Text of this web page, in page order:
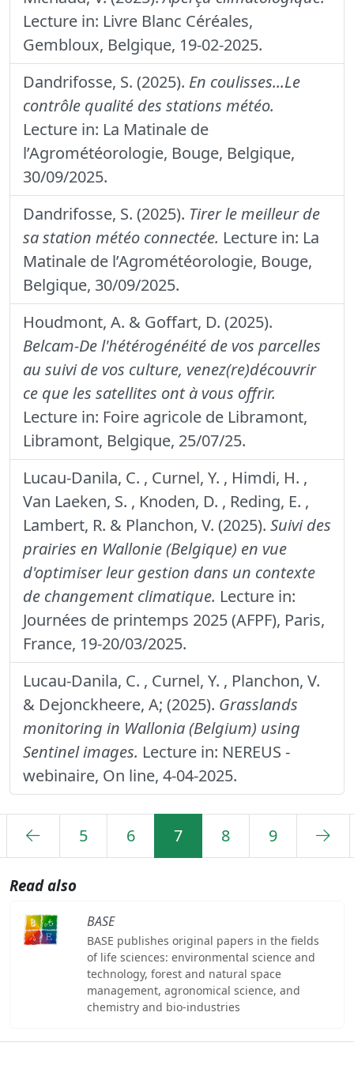
Lecture in: Livre Blanc Céréales,
Gembloux, Belgique, 19-02-2025.
Dandrifosse, S. (2025). En coulisses...Le
contrôle qualité des stations météo.
Lecture in: La Matinale de
l’Agrométéorologie, Bouge, Belgique,
30/09/2025.
Dandrifosse, S. (2025). Tirer le meilleur de
sa station météo connectée. Lecture in: La
Matinale de l’Agrométéorologie, Bouge,
Belgique, 30/09/2025.
Houdmont, A. & Goffart, D. (2025).
Belcam-De l'hétérogénéité de vos parcelles
au suivi de vos culture, venez(re)découvrir
ce que les satellites ont à vous offrir.
Lecture in: Foire agricole de Libramont,
Libramont, Belgique, 25/07/25.
Lucau-Danila, C. , Curnel, Y. , Himdi, H. ,
Van Laeken, S. , Knoden, D. , Reding, E. ,
Lambert, R. & Planchon, V. (2025). Suivi des
prairies en Wallonie (Belgique) en vue
d'optimiser leur gestion dans un contexte
de changement climatique. Lecture in:
Journées de printemps 2025 (AFPF), Paris,
France, 19-20/03/2025.
Lucau-Danila, C. , Curnel, Y. , Planchon, V.
& Dejonckheere, A; (2025). Grasslands
monitoring in Wallonia (Belgium) using
Sentinel images. Lecture in: NEREUS -
webinaire, On line, 4-04-2025.
5 6 7 8 9
Read also
BASE
BASE publishes original papers in the fields
of life sciences: environmental science and
technology, forest and natural space
management, agronomical science, and
chemistry and bio-industries